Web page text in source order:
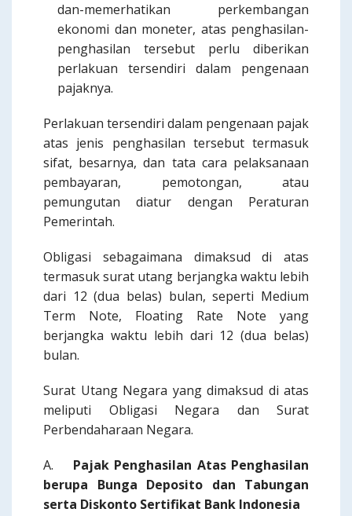
dan-memerhatikan perkembangan
ekonomi dan moneter, atas penghasilan-
penghasilan tersebut perlu diberikan
perlakuan tersendiri dalam pengenaan
pajaknya.
Perlakuan tersendiri dalam pengenaan pajak
atas jenis penghasilan tersebut termasuk
sifat, besarnya, dan tata cara pelaksanaan
pembayaran, pemotongan, atau
pemungutan diatur dengan Peraturan
Pemerintah.
Obligasi sebagaimana dimaksud di atas
termasuk surat utang berjangka waktu lebih
dari 12 (dua belas) bulan, seperti Medium
Term Note, Floating Rate Note yang
berjangka waktu lebih dari 12 (dua belas)
bulan.
Surat Utang Negara yang dimaksud di atas
meliputi Obligasi Negara dan Surat
Perbendaharaan Negara.
A. Pajak Penghasilan Atas Penghasilan
berupa Bunga Deposito dan Tabungan
serta Diskonto Sertifikat Bank Indonesia